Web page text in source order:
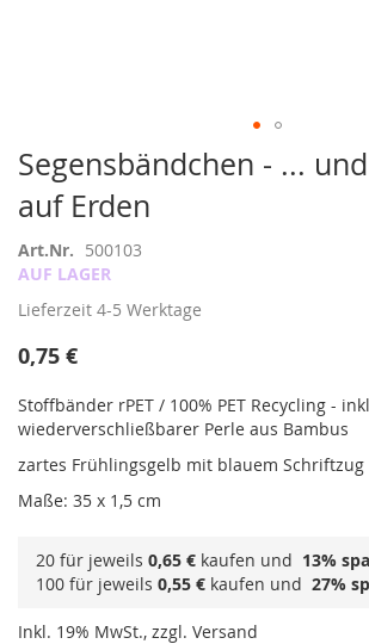
Segensbändchen - ...
auf Erden
Art.Nr. 500103
AUF LAGER
Lieferzeit 4-5 Werktage
0,75 €
Stoffbänder rPET / 100% PET Recycling -
wiederverschließbarer Perle aus Bambus
zartes Frühlingsgelb mit blauem Schriftzug
Maße: 35 x 1,5 cm
20 für jeweils 0,65 € kaufen und 13%
100 für jeweils 0,55 € kaufen und 27%
Inkl. 19% MwSt., zzgl. Versand
Zum
Anfang
der
Bildergalerie
springen